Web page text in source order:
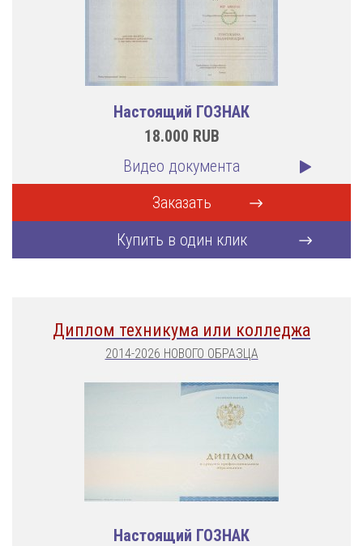
Настоящий ГОЗНАК
18.000 RUB
Видео документа
Заказать
Купить в один клик
Диплом техникума или колледжа
2014-2026 НОВОГО ОБРАЗЦА
Настоящий ГОЗНАК